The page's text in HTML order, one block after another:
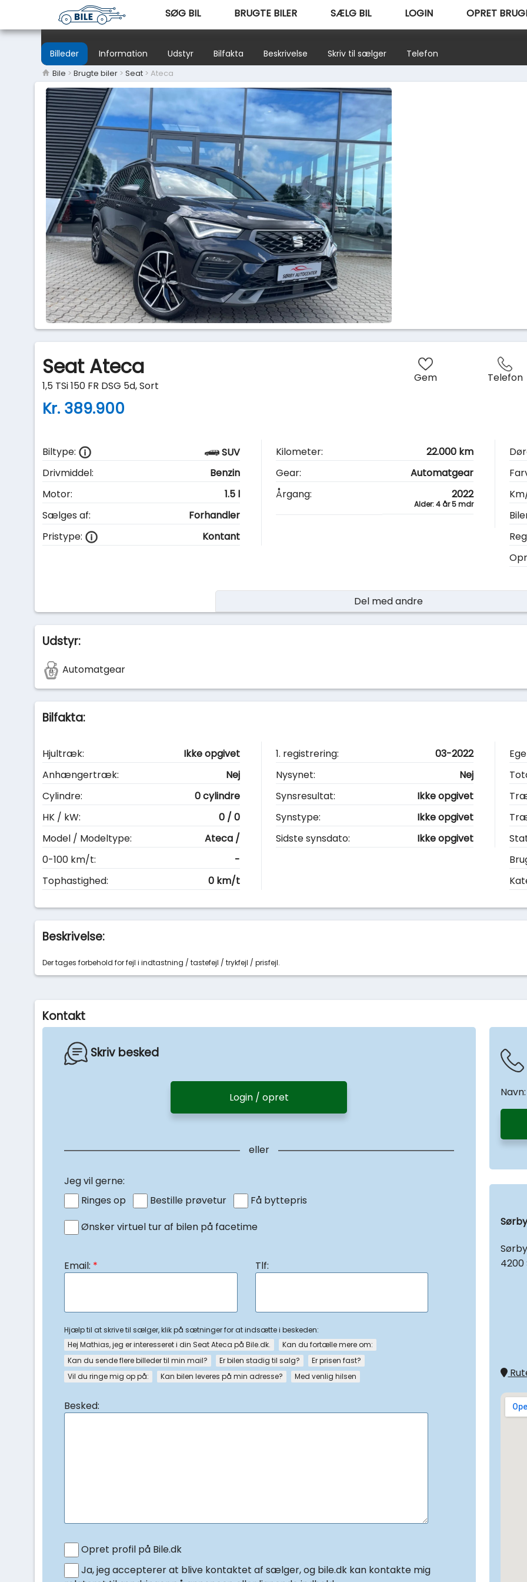
SØG BIL BRUGTE BILER SÆLG BIL LOGIN OPRET
Billeder Information Udstyr Bilfakta Beskrivelse Skriv til sælger Telefon
Bile > Brugte biler > Seat > Ateca
Seat Ateca
1,5 TSi 150 FR DSG 5d, Sort
Gem Telefon
Kr. 389.900
Biltype:
SUV
Drivmiddel:
Benzin
Motor:
1.5 l
Sælges af:
Forhandler
Pristype:
Kontant
Kilometer:
22.000 km
Gear:
Automatgear
Årgang:
2022
Alder: 4 år 5 mdr
Del med andre
Udstyr:
Automatgear
Bilfakta:
Hjultræk:
Ikke opgivet
Anhængertræk:
Nej
Cylindre:
0 cylindre
HK / kW:
0 / 0
Model / Modeltype:
Ateca /
0-100 km/t:
-
Tophastighed:
0 km/t
1. registrering:
03-2022
Nysynet:
Nej
Synsresultat:
Ikke opgivet
Synstype:
Ikke opgivet
Sidste synsdato:
Ikke opgivet
Beskrivelse:
Der tages forbehold for fejl i indtastning / tastefejl / trykfejl / prisfejl.
Kontakt
Skriv besked
Login / opret
eller
Jeg vil gerne:
Ringes op
Bestille prøvetur
Få byttepris
Ønsker virtuel tur af bilen på facetime
Email: * Tlf:
Hjælp til at skrive til sælger, klik på sætninger for at indsætte i beskeden:
Hej Mathias, jeg er interesseret i din Seat Ateca på Bile.dk.
Kan du fortælle mere om:
Kan du sende flere billeder til min mail?
Er bilen stadig til salg?
Er prisen fast?
Vil du ringe mig op på:
Kan bilen leveres på min adresse? Med venlig hilsen
Besked:
Opret profil på Bile.dk
Ja, jeg accepterer at blive kontaktet af sælger, og bile.dk kan kontakte mig
4200